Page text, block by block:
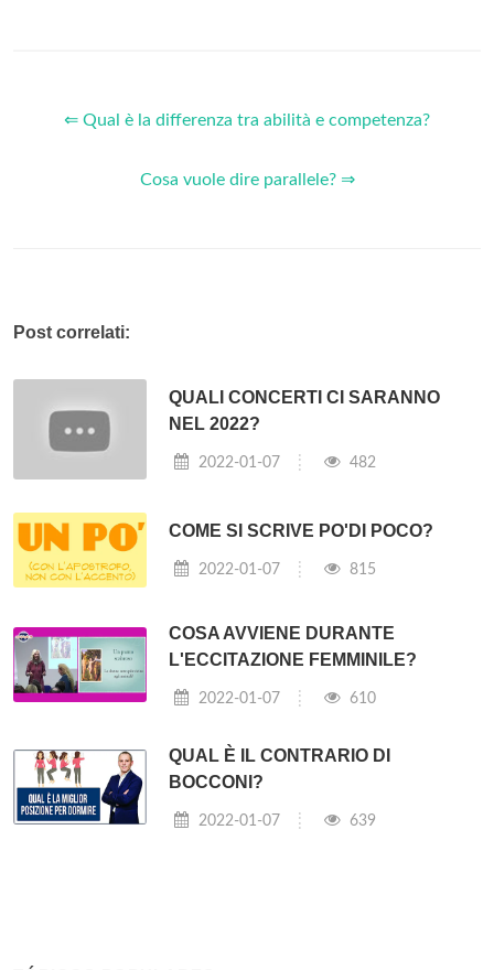
⇐ Qual è la differenza tra abilità e competenza?
Cosa vuole dire parallele? ⇒
Post correlati:
QUALI CONCERTI CI SARANNO
NEL 2022?
2022-01-07 482
COME SI SCRIVE PO'DI POCO?
2022-01-07 815
COSA AVVIENE DURANTE
L'ECCITAZIONE FEMMINILE?
2022-01-07 610
QUAL È IL CONTRARIO DI
BOCCONI?
2022-01-07 639